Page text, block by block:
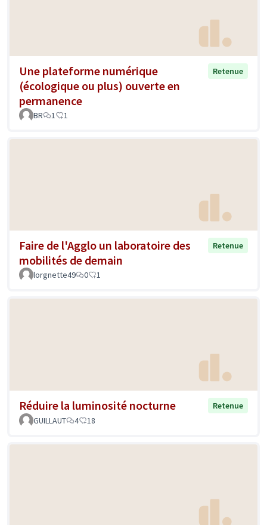
Une plateforme numérique
(écologique ou plus) ouverte en
permanence
Retenue
BR 1 1
Faire de l'Agglo un laboratoire des
mobilités de demain
Retenue
lorgnette49 0 1
Réduire la luminosité nocturne
Retenue
GUILLAUT
4 18